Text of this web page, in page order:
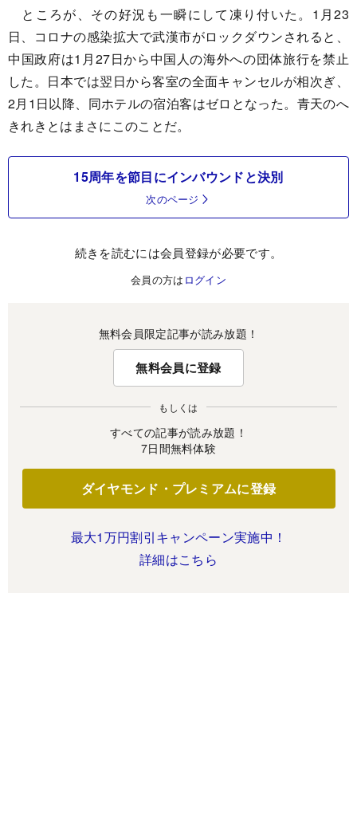
ところが、その好況も一瞬にして凍り付いた。1月23
日、コロナの感染拡大で武漢市がロックダウンされると、
中国政府は1月27日から中国人の海外への団体旅行を禁止
した。日本では翌日から客室の全面キャンセルが相次ぎ、
2月1日以降、同ホテルの宿泊客はゼロとなった。青天のへ
きれきとはまさにこのことだ。
15周年を節目にインバウンドと決別
次のページ
続きを読むには会員登録が必要です。
会員の方は ログイン
無料会員限定記事が読み放題！
無料会員に登録
もしくは
すべての記事が読み放題！
7日間無料体験
ダイヤモンド・プレミアムに登録
最大1万円割引キャンペーン実施中！
詳細はこちら